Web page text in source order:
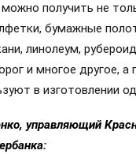
получить не
бумажные
линолеум,
и многое другое, а
в изготовлении
управляющий